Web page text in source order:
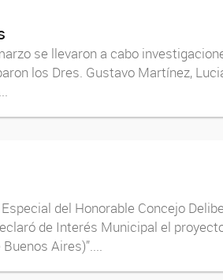
se llevaron a cabo
los Dres. Gustavo Martínez,
del Honorable Concejo
de Interés Municipal el
Aires)”....